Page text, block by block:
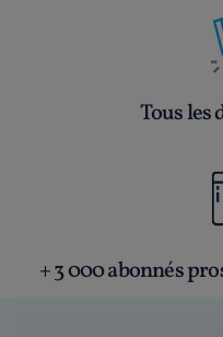
Tous les
+ 3 000 abonnés